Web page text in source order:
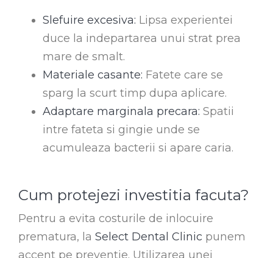
Slefuire excesiva: Lipsa experientei
duce la indepartarea unui strat prea
mare de smalt.
Materiale casante: Fatete care se
sparg la scurt timp dupa aplicare.
Adaptare marginala precara: Spatii
intre fateta si gingie unde se
acumuleaza bacterii si apare caria.
Cum protejezi investitia facuta?
Pentru a evita costurile de inlocuire
prematura, la Select Dental Clinic punem
accent pe preventie. Utilizarea unei